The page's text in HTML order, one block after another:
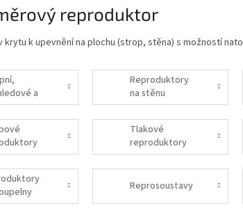
reproduktor
krytu k upevnění na plochu (strop, stěna) s možností
a
Reproduktory
na stěnu
Tlakové
reproduktory
Reprosoustavy